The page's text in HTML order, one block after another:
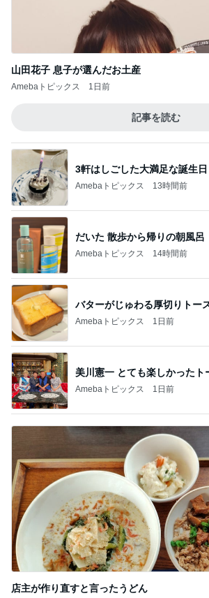
山田花子 息子が選んだお土産
Amebaトピックス 1日前
記事を読む
3軒はしごした大満足な誕生日
Amebaトピックス 13時間前
だいた 散歩から帰りの朝風呂
Amebaトピックス 14時間前
バターがじゅわる厚切りトー
Amebaトピックス 1日前
美川憲一 とても楽しかったト
Amebaトピックス 1日前
店主が作り直すと言ったうどん